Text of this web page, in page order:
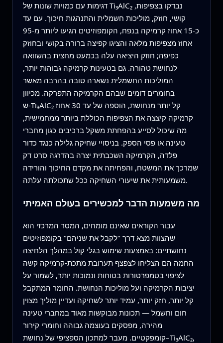
דגימות עם כמויות שונות של Ti₃AlC₂ נבדקו בצפיפות,
קושי, חוזק, מוליכות חשמלית והתנהגות חיכוך. עם עד
כ‑15 אחוז קרמיקה בנפח, הקומפוזיטים הגיעו ליותר מ‑95
אחוז מצפיפות מלאה והציגו קפיצה ברורה בקושי ובחוזק
כפיפה; חוזק היציאה עלה בכמעט מחצית בהשוואה
לנחושת טהורה. גם בטעינות קרמיקה גבוהות יותר,
המוליכות החשמלית נשארה טובה בהרבה מאשר
בחומרים דומים שבהם הקרמיקה התפרקה. מכיוון
ש‑Ti₃AlC₂ קל יותר מנחושת, הוספה של עד 30 אחוז
קרמיקה קיצצה את הצפיפות הכוללת ביותר ממחמישית,
מה שיכול לסייע בהפחתת משקל ברכיבים כגון מחברי
טעינה או פסי הספק. בניסויי שחיקה גלילה כנגד כדור
פלדה, הקרמיקה השכבתית יצרה בהדרגה סרט דק
שמרכך את המשטח, והפחיתה את מקדם החיכוך והורידה
משמעותית את שיעורי השחיקה ככל שתכולתה עלתה.
מה משמעות הדבר למכשירים בעולם האמיתי
עבור הקוראים שאינם מומחים, המסר המרכזי הוא
שהצוות מצא דרך ‘‘לקבל את שניהם’’ בקומפוזיטים
נחושתיים: באמצעות שימוש בגלי קול במהלך הלחיצה
החמה הם הצליחו לצפצף תערובת מתכת‑קרמיקה קשה
לציפוי בטמפרטורות בטוחות ונמוכות יותר, לשמור על
יציבות הקרמיקה ועל מוליכות הנחושת. החומר המתקבל
קל יותר, חזק יותר, עמיד יותר לשחיקה ועדיין מוליך מצוין
חום וחשמל — תכונות מבוקשות מאוד במחברי טעינה
מהירה, מפסקים בעוצמה גבוהה וחומרי קירור
קומפקטיים. מעבר למתכון הספציפי של נחושת–Ti₃AlC₂,